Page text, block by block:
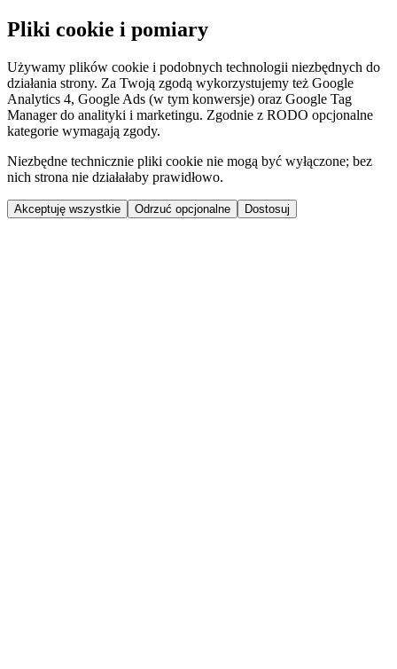
Pliki cookie i pomiary
Używamy plików cookie i podobnych technologii niezbędnych do
działania strony. Za Twoją zgodą wykorzystujemy też Google
Analytics 4, Google Ads (w tym konwersje) oraz Google Tag
Manager do analityki i marketingu. Zgodnie z RODO opcjonalne
kategorie wymagają zgody.
Niezbędne technicznie pliki cookie nie mogą być wyłączone; bez
nich strona nie działałaby prawidłowo.
Akceptuję wszystkie Odrzuć opcjonalne Dostosuj